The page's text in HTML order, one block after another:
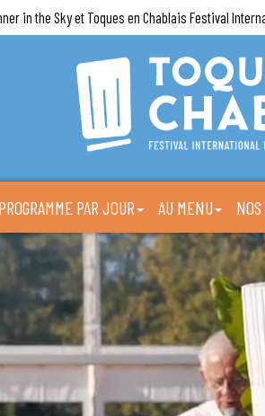
in the Sky et Toques en Chablais Festival
PROGRAMME PAR JOUR AU MENU